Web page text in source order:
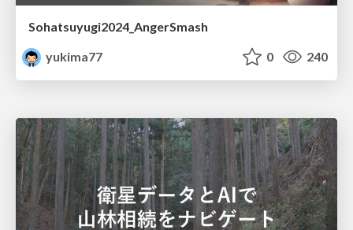
Sohatsuyugi2024_AngerSmash
yukima77
0 240